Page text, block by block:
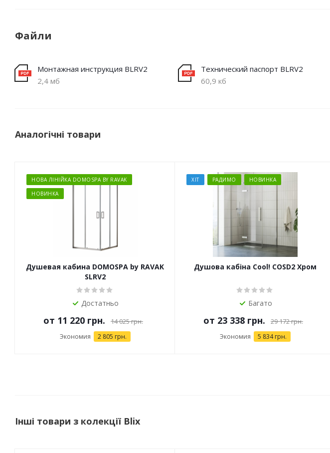
Файли
Монтажная инструкция BLRV2
2,4 мб
Технический паспорт BLRV2
60,9 кб
Аналогічні товари
НОВА ЛІНІЙКА DOMOSPA BY RAVAK
НОВИНКА
Душевая кабина DOMOSPA by RAVAK
SLRV2
Достатньо
от 11 220 грн. 14 025 грн.
Экономия 2 805 грн.
ХІТ РАДИМО НОВИНКА
Душова кабіна Cool! COSD2 Хром
Багато
от 23 338 грн. 29 172 грн.
Экономия 5 834 грн.
Інші товари з колекції Blix